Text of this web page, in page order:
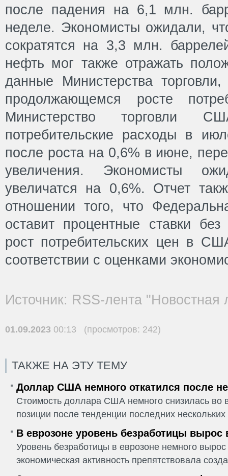
после падения на 6,1 млн.
неделе. Экономисты ожидали,
сократятся на 3,3 млн.
нефть мог также отражать
данные Министерства
продолжающемся росте
Министерство торговли
потребительские расходы в
после роста на 0,6% в июне,
увеличения. Экономисты
увеличатся на 0,6%. Отчет
отношении того, что
оставит процентные ставки
рост потребительских цен в
соответствии с оценками
Источник: RSS-лента "Новостная
01.09.2023 00:13 (просмотров: 242)
ТАКЖЕ НА ЭТУ ТЕМУ
Доллар США немного откатился после
Стоимость доллара США немного снизилась во
позиции после тенденции последних
В еврозоне уровень безработицы вырос
Уровень безработицы в еврозоне немного
экономическая активность препятствовала